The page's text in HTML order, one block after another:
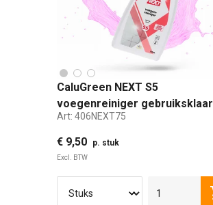
CaluGreen NEXT S5
voegenreiniger gebruiksklaar
750 ml
Art: 406NEXT75
€ 9,50 p. stuk
Excl. BTW